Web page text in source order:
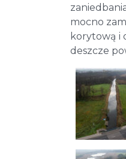
mocno
korytową i
deszcze